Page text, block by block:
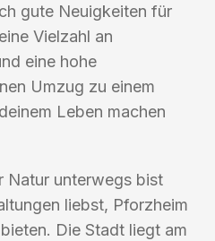
gute Neuigkeiten für
Vielzahl an
eine hohe
Umzug zu einem
Leben machen
Natur unterwegs bist
liebst, Pforzheim
Die Stadt liegt am